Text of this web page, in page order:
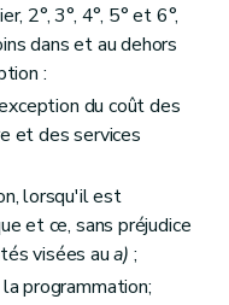
2°, 3°, 4°, 5° et 6°,
dans et au dehors
:
du coût des
et des services
lorsqu'il est
et ce, sans préjudice
visées aua) ;
programmation;